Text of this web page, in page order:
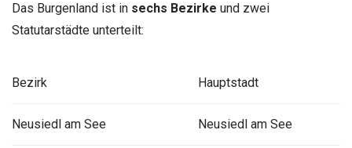
Das Burgenland ist in sechs Bezirke und zwei
Statutarstädte unterteilt:
Bezirk Hauptstadt
Neusiedl am See Neusiedl am See